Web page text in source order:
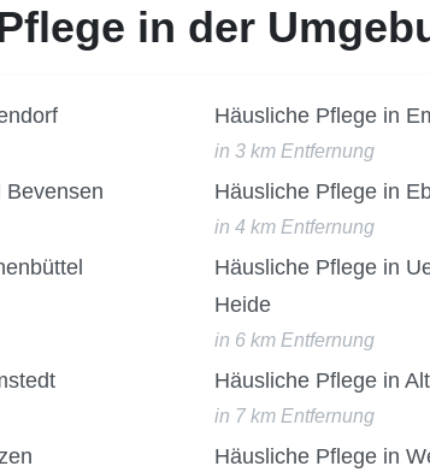
in der
Häusliche Pflege in
in 3 km Entfernung
Bevensen Häusliche Pflege in
in 4 km Entfernung
Häusliche Pflege in
Heide
in 6 km Entfernung
Häusliche Pflege in
in 7 km Entfernung
Häusliche Pflege in